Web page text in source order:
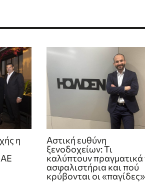
η
Αστική ευθύνη
ξενοδοχείων: Τι
καλύπτουν πραγματικά
ασφαλιστήρια και πού
κρύβονται οι «παγίδες»